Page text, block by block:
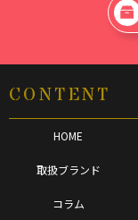
CONTENT
HOME
取扱ブランド
コラム